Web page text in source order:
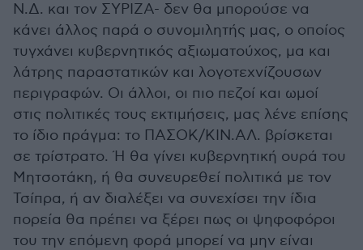
Ν.Δ. και τον ΣΥΡΙΖΑ- δεν θα μπορούσε να
κάνει άλλος παρά ο συνομιλητής μας, ο οποίος
τυγχάνει κυβερνητικός αξιωματούχος, μα και
λάτρης παραστατικών και λογοτεχνίζουσων
περιγραφών. Οι άλλοι, οι πιο πεζοί και ωμοί
στις πολιτικές τους εκτιμήσεις, μας λένε επίσης
το ίδιο πράγμα: το ΠΑΣΟΚ/ΚΙΝ.ΑΛ. βρίσκεται
σε τρίστρατο. Ή θα γίνει κυβερνητική ουρά του
Μητσοτάκη, ή θα συνευρεθεί πολιτικά με τον
Τσίπρα, ή αν διαλέξει να συνεχίσει την ίδια
πορεία θα πρέπει να ξέρει πως οι ψηφοφόροι
του την επόμενη φορά μπορεί να μην είναι